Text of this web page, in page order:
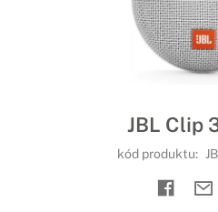
JBL Clip
kód produktu: